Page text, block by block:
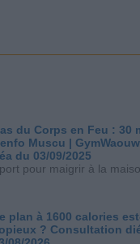
du Corps en Feu : 30
Muscu |
du 03/09/2025
pour maigrir à la
plan à 1600 calories
? Consultation